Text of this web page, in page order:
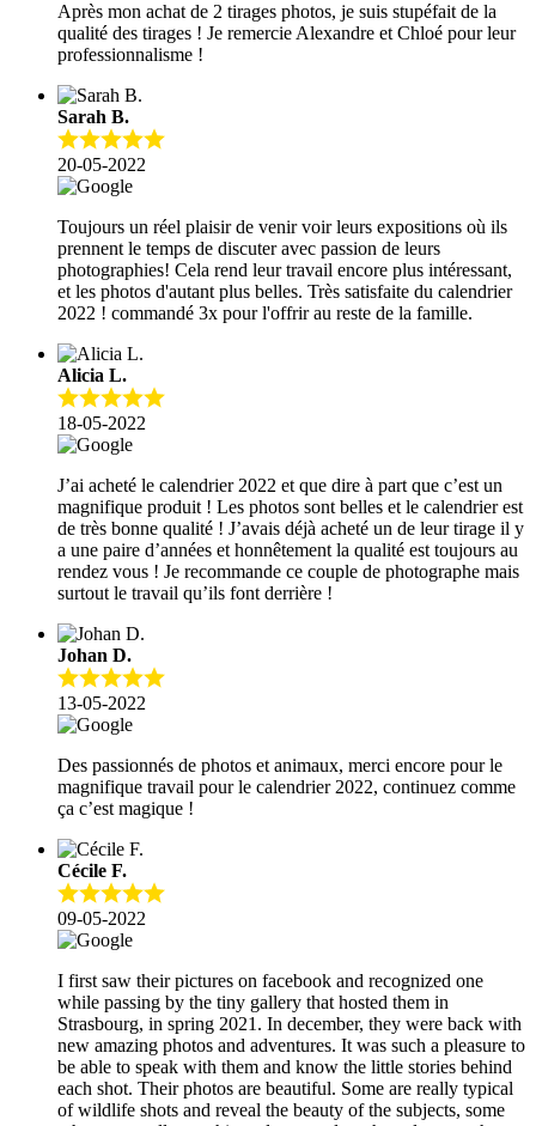
Après mon achat de 2 tirages photos, je suis stupéfait de la
qualité des tirages ! Je remercie Alexandre et Chloé pour leur
professionnalisme !
Sarah B.
20-05-2022
Toujours un réel plaisir de venir voir leurs expositions où ils
prennent le temps de discuter avec passion de leurs
photographies! Cela rend leur travail encore plus intéressant,
et les photos d'autant plus belles. Très satisfaite du calendrier
2022 ! commandé 3x pour l'offrir au reste de la famille.
Alicia L.
18-05-2022
J’ai acheté le calendrier 2022 et que dire à part que c’est un
magnifique produit ! Les photos sont belles et le calendrier est
de très bonne qualité ! J’avais déjà acheté un de leur tirage il y
a une paire d’années et honnêtement la qualité est toujours au
rendez vous ! Je recommande ce couple de photographe mais
surtout le travail qu’ils font derrière !
Johan D.
13-05-2022
Des passionnés de photos et animaux, merci encore pour le
magnifique travail pour le calendrier 2022, continuez comme
ça c’est magique !
Cécile F.
09-05-2022
I first saw their pictures on facebook and recognized one
while passing by the tiny gallery that hosted them in
Strasbourg, in spring 2021. In december, they were back with
new amazing photos and adventures. It was such a pleasure to
be able to speak with them and know the little stories behind
each shot. Their photos are beautiful. Some are really typical
of wildlife shots and reveal the beauty of the subjects, some